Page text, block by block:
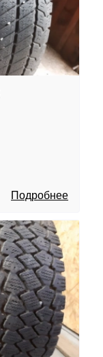
Подробнее